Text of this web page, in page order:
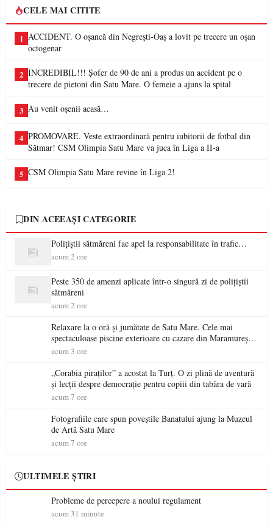
CELE MAI CITITE
1 ACCIDENT. O oșancă din Negrești-Oaș a lovit pe trecere un oșan
octogenar
2 INCREDIBIL!!! Șofer de 90 de ani a produs un accident pe o
trecere de pietoni din Satu Mare. O femeie a ajuns la spital
3 Au venit oșenii acasă…
4 PROMOVARE. Veste extraordinară pentru iubitorii de fotbal din
Sătmar! CSM Olimpia Satu Mare va juca în Liga a II-a
5 CSM Olimpia Satu Mare revine în Liga 2!
DIN ACEEAȘI CATEGORIE
Polițiștii sătmăreni fac apel la responsabilitate în trafic…
acum 2 ore
Peste 350 de amenzi aplicate într-o singură zi de polițiștii
sătmăreni
acum 2 ore
Relaxare la o oră și jumătate de Satu Mare. Cele mai
spectaculoase piscine exterioare cu cazare din Maramureș,
ideale pentru o escapadă de vară
acum 3 ore
„Corabia piraților” a acostat la Turț. O zi plină de aventură
și lecții despre democrație pentru copiii din tabăra de vară
acum 7 ore
Fotografiile care spun poveștile Banatului ajung la Muzeul
de Artă Satu Mare
acum 7 ore
ULTIMELE ȘTIRI
Probleme de percepere a noului regulament
acum 31 minute